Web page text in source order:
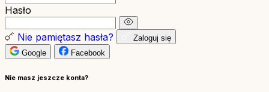
Hasło
Nie pamiętasz hasła?
Zaloguj się
Google
Facebook
Nie masz jeszcze konta?